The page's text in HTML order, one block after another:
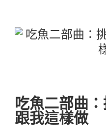
吃魚二部曲
跟我這樣做